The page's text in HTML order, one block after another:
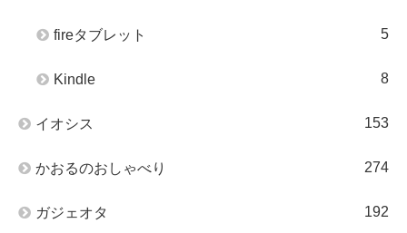
fireタブレット 5
Kindle 8
イオシス 153
かおるのおしゃべり 274
ガジェオタ 192